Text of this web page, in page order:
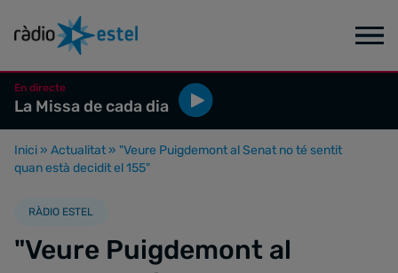
En directe
La Missa de cada dia
Inici » Actualitat » "Veure Puigdemont al Senat no té sentit
quan està decidit el 155"
RÀDIO ESTEL
"Veure Puigdemont al